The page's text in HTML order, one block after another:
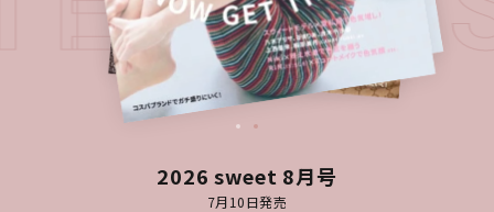
2026 sweet 8月号
7月10日発売